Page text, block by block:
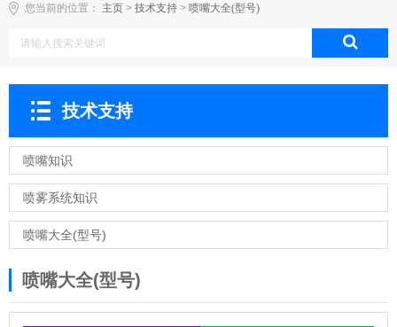
您当前的位置： 主页 > 技术支持 > 喷嘴大全(型号)
技术支持
喷嘴知识
喷雾系统知识
喷嘴大全(型号)
喷嘴大全(型号)